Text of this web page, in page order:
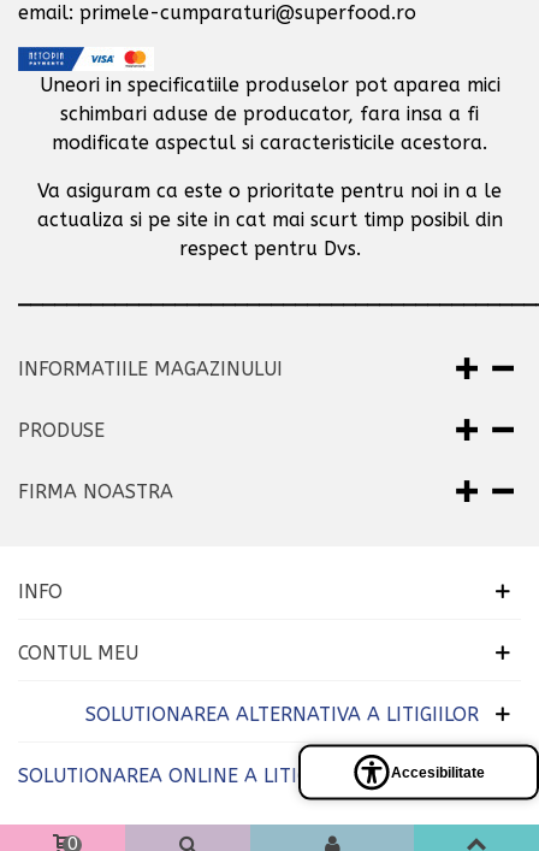
email: primele-cumparaturi@superfood.ro
Uneori in specificatiile produselor pot aparea mici
schimbari aduse de producator, fara insa a fi
modificate aspectul si caracteristicile acestora.
Va asiguram ca este o prioritate pentru noi in a le
actualiza si pe site in cat mai scurt timp posibil din
respect pentru Dvs.
INFORMATIILE MAGAZINULUI
PRODUSE
FIRMA NOASTRA
INFO
CONTUL MEU
SOLUTIONAREA ALTERNATIVA A LITIGIILOR
SOLUTIONAREA ONLINE A LITIGIILOR
0
Accesibilitate
Panel
accesibilidad